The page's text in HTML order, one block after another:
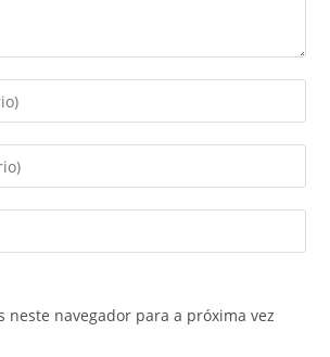
neste navegador para a próxima vez